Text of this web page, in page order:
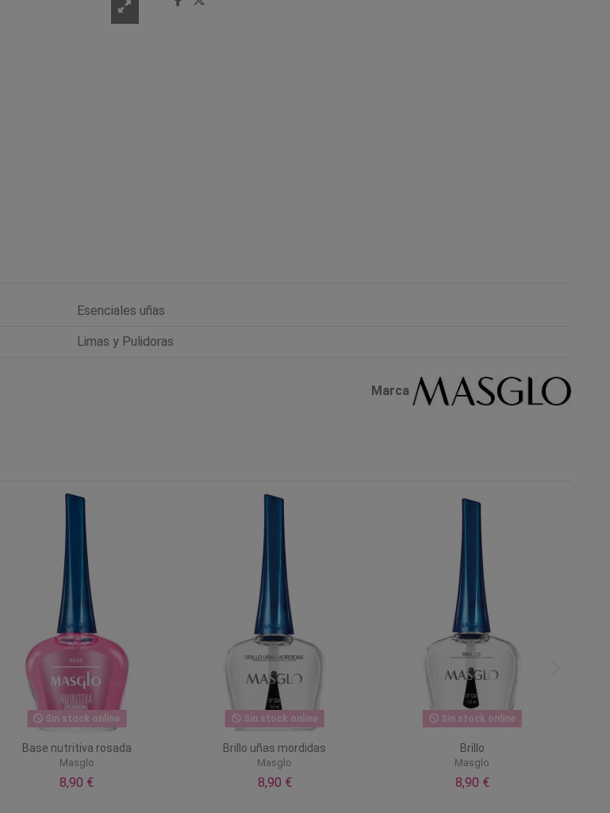
Esenciales uñas
Limas y Pulidoras
Marca
Sin stock online
Base nutritiva rosada
Masglo
8,90 €
Sin stock online
Brillo uñas mordidas
Masglo
8,90 €
Sin stock online
Brillo
Masglo
8,90 €